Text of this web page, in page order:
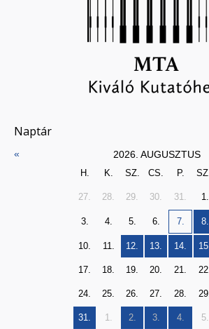
Naptár
« 2026. AUGUSZTUS
H. K. SZ. CS. P. SZ..
27. 28. 29. 30. 31. 1.
3. 4. 5. 6. 7. 8.
10. 11. 12. 13. 14. 15.
17. 18. 19. 20. 21. 22.
24. 25. 26. 27. 28. 29.
31. 1. 2. 3. 4. 5.